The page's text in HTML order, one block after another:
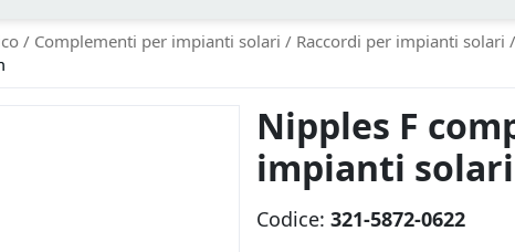
Complementi per impianti solari
Raccordi per impianti solari
Nipples F
impianti
Codice: 321-5872-0622